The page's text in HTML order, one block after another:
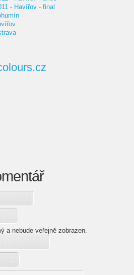
- Havířov - final
a nebude veřejně zobrazen.